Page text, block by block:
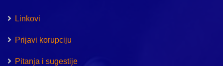
Linkovi
Prijavi korupciju
Pitanja i sugestije